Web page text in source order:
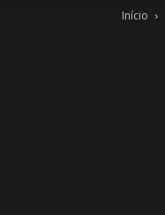
Início